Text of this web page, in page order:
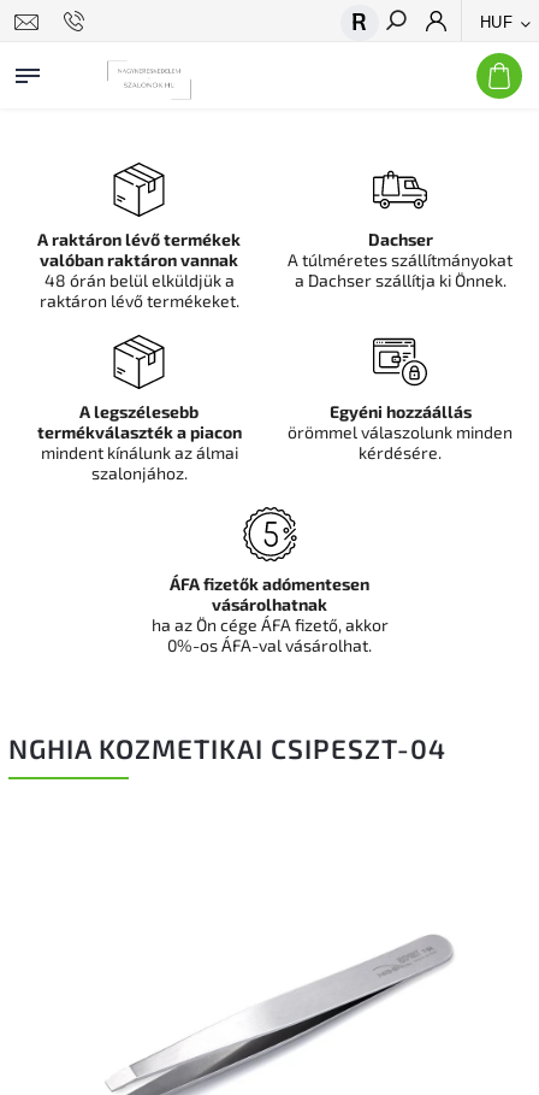
HUF
Keresés
NGHIA KOZMETIKAI CSIPESZT-04
A raktáron lévő termékek
valóban raktáron vannak
48 órán belül elküldjük a
raktáron lévő termékeket.
Dachser
A túlméretes szállítmányokat
a Dachser szállítja ki Önnek.
A legszélesebb
termékválaszték a piacon
mindent kínálunk az álmai
szalonjához.
Egyéni hozzáállás
örömmel válaszolunk minden
kérdésére.
ÁFA fizetők adómentesen
vásárolhatnak
ha az Ön cége ÁFA fizető, akkor
0%-os ÁFA-val vásárolhat.